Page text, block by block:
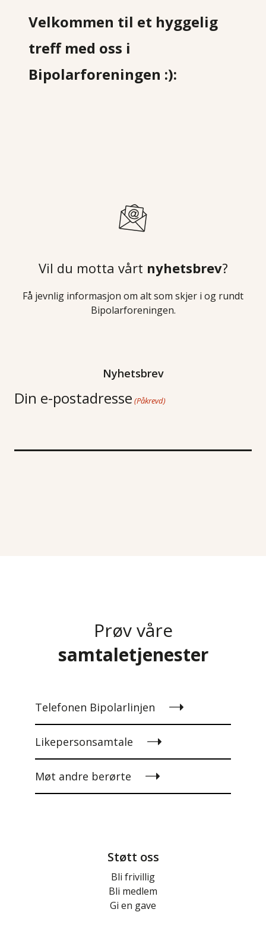
Velkommen til et hyggelig
treff med oss i
Bipolarforeningen :):
Vil du motta vårt nyhetsbrev?
Få jevnlig informasjon om alt som skjer i og rundt
Bipolarforeningen.
Nyhetsbrev
Din e-postadresse (Påkrevd)
Prøv våre
samtaletjenester
Telefonen Bipolarlinjen
Likepersonsamtale
Møt andre berørte
Støtt oss
Bli frivillig
Bli medlem
Gi en gave